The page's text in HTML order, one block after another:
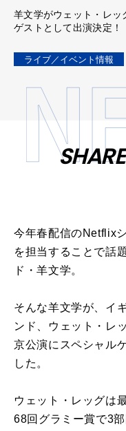
羊文学がウェット・レ
ゲストとして出演決定！
ライブ／イベント情報
SHARE
今年春配信のNetflix
を担当することで話
ド・羊文学。
そんな羊文学が、イ
ンド、ウェット・レ
京公演にスペシャル
した。
ウェット・レッグは
68回グラミー賞で3